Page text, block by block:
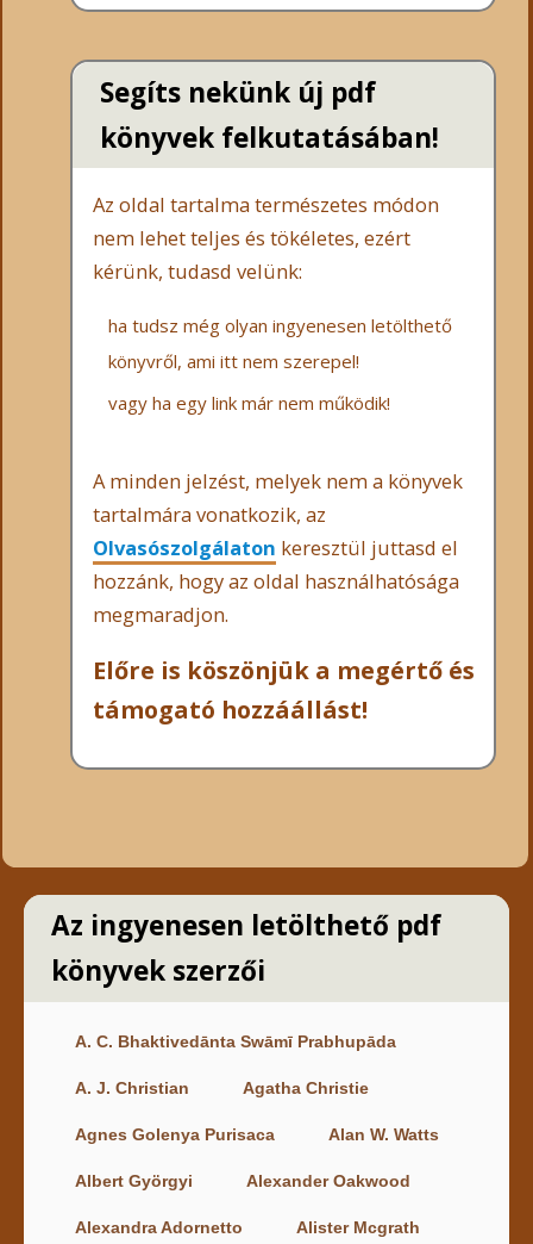
Segíts nekünk új pdf
könyvek felkutatásában!
Az oldal tartalma természetes módon
nem lehet teljes és tökéletes, ezért
kérünk, tudasd velünk:
ha tudsz még olyan ingyenesen letölthető
könyvről, ami itt nem szerepel!
vagy ha egy link már nem működik!
A minden jelzést, melyek nem a könyvek
tartalmára vonatkozik, az
Olvasószolgálaton keresztül juttasd el
hozzánk, hogy az oldal használhatósága
megmaradjon.
Előre is köszönjük a megértő és
támogató hozzáállást!
Az ingyenesen letölthető pdf
könyvek szerzői
A. C. Bhaktivedānta Swāmī Prabhupāda
A. J. Christian Agatha Christie
Agnes Golenya Purisaca Alan W. Watts
Albert Györgyi Alexander Oakwood
Alexandra Adornetto Alister Mcgrath